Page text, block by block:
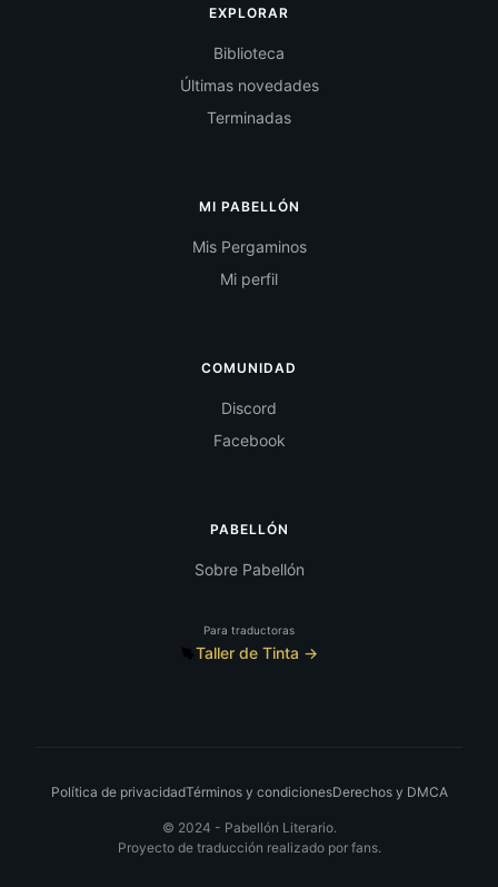
EXPLORAR
Biblioteca
Últimas novedades
Terminadas
MI PABELLÓN
Mis Pergaminos
Mi perfil
COMUNIDAD
Discord
Facebook
PABELLÓN
Sobre Pabellón
Para traductoras
Taller de Tinta →
Política de privacidadTérminos y condicionesDerechos y DMCA
© 2024 - Pabellón Literario.
Proyecto de traducción realizado por fans.